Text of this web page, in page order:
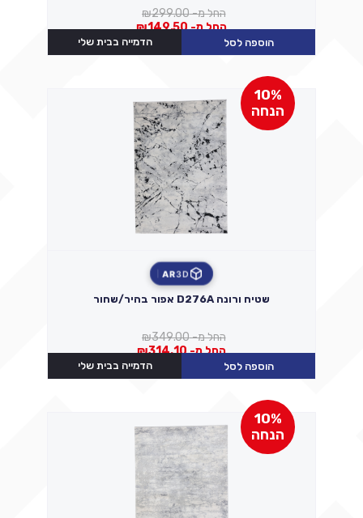
החל מ- ₪299.00
החל מ-
₪149.50
הוספה לסל הדמייה בבית שלי
10%
הנחה
3D
AR
שטיח ורונה D276A אפור בהיר/שחור
החל מ- ₪349.00
החל מ-
₪314.10
הוספה לסל הדמייה בבית שלי
10%
הנחה